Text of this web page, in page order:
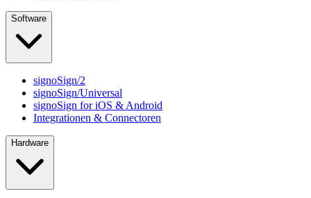
Software
signoSign/2
signoSign/Universal
signoSign for iOS & Android
Integrationen & Connectoren
Hardware